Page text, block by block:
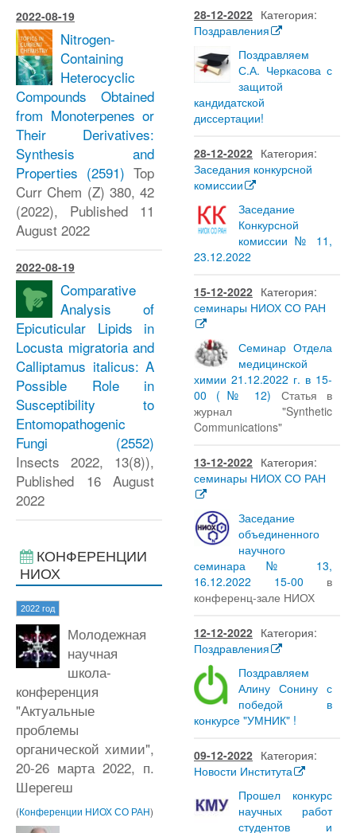
2022-08-19
Nitrogen-
Containing
Heterocyclic
Compounds Obtained
from Monoterpenes or
Their Derivatives:
Synthesis and
Properties (2591) Top
Curr Chem (Z) 380, 42
(2022), Published 11
August 2022
2022-08-19
Comparative
Analysis of
Epicuticular Lipids in
Locusta migratoria and
Calliptamus italicus: A
Possible Role in
Susceptibility to
Entomopathogenic
Fungi (2552)
Insects 2022, 13(8)),
Published 16 August
2022
КОНФЕРЕНЦИИ
НИОХ
2022 год
Молодежная
научная
школа-
конференция
"Актуальные
проблемы
органической химии",
20-26 марта 2022, п.
Шерегеш
(Конференции НИОХ СО РАН)
28-12-2022 Категория:
Поздравления
Поздравляем
С.А. Черкасова с
защитой
кандидатской
диссертации!
28-12-2022 Категория:
Заседания конкурсной
комиссии
Заседание
Конкурсной
комиссии № 11,
23.12.2022
15-12-2022 Категория:
семинары НИОХ СО РАН
Семинар Отдела
медицинской
химии 21.12.2022 г. в 15-
00 (№ 12) Статья в
журнал "Synthetic
Communications"
13-12-2022 Категория:
семинары НИОХ СО РАН
Заседание
объединенного
научного
семинара № 13,
16.12.2022 15-00 в
конференц-зале НИОХ
12-12-2022 Категория:
Поздравления
Поздравляем
Алину Сонину с
победой в
конкурсе "УМНИК" !
09-12-2022 Категория:
Новости Института
Прошел конкурс
научных работ
студентов и